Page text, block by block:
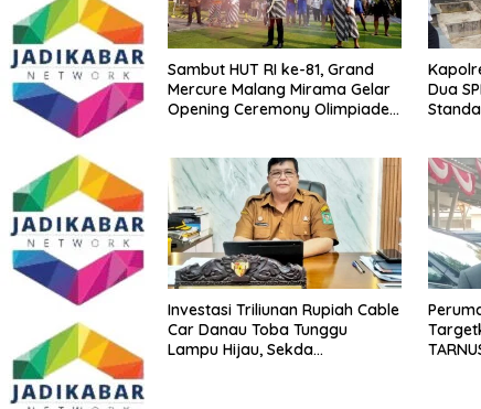
Sambut HUT RI ke-81, Grand
Mercure Malang Mirama Gelar
Opening Ceremony Olimpiade
Dua
Investasi Triliunan Rupiah Cable
Car Danau Toba Tunggu
Lampu Hijau, Sekda